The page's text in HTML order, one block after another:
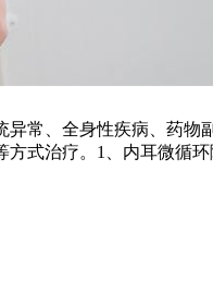
常、全身性疾病、药
式治疗。1、内耳微循